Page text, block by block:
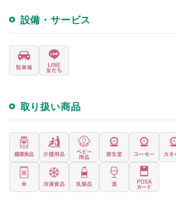
設備・サービス
取り扱い商品